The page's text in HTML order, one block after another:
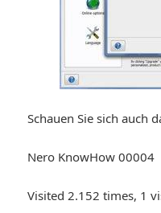
Schauen Sie sich auch
Nero KnowHow 00004
Visited 2.152 times, 1